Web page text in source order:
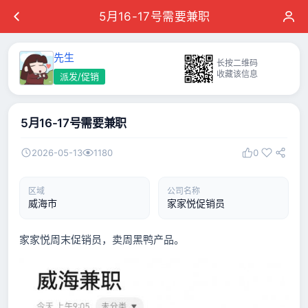
5月16-17号需要兼职
先生
派发/促销
长按二维码
收藏该信息
5月16-17号需要兼职
2026-05-13 1180 0
区域
威海市
公司名称
家家悦促销员
家家悦周末促销员，卖周黑鸭产品。